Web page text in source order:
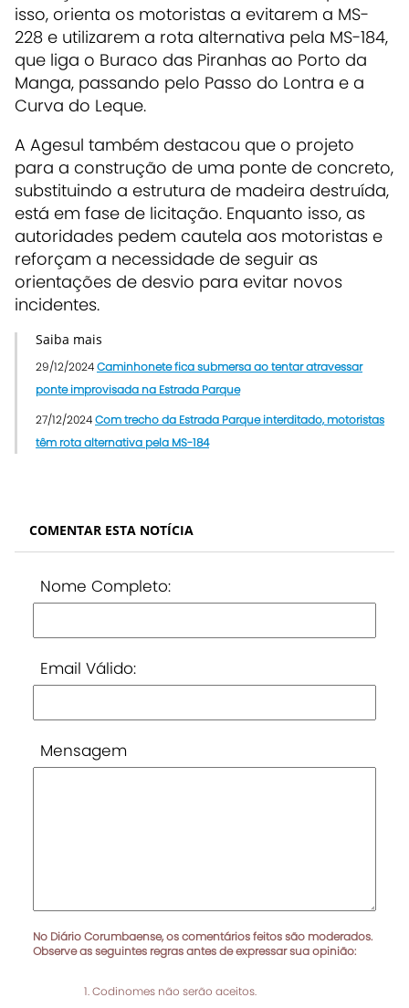
isso, orienta os motoristas a evitarem a MS-
228 e utilizarem a rota alternativa pela MS-184,
que liga o Buraco das Piranhas ao Porto da
Manga, passando pelo Passo do Lontra e a
Curva do Leque.
A Agesul também destacou que o projeto
para a construção de uma ponte de concreto,
substituindo a estrutura de madeira destruída,
está em fase de licitação. Enquanto isso, as
autoridades pedem cautela aos motoristas e
reforçam a necessidade de seguir as
orientações de desvio para evitar novos
incidentes.
Saiba mais
29/12/2024Caminhonete fica submersa ao tentar atravessar
ponte improvisada na Estrada Parque
27/12/2024Com trecho da Estrada Parque interditado, motoristas
têm rota alternativa pela MS-184
COMENTAR ESTA NOTÍCIA
Nome Completo:
Email Válido:
Mensagem
No Diário Corumbaense, os comentários feitos são moderados.
Observe as seguintes regras antes de expressar sua opinião:
Codinomes não serão aceitos.